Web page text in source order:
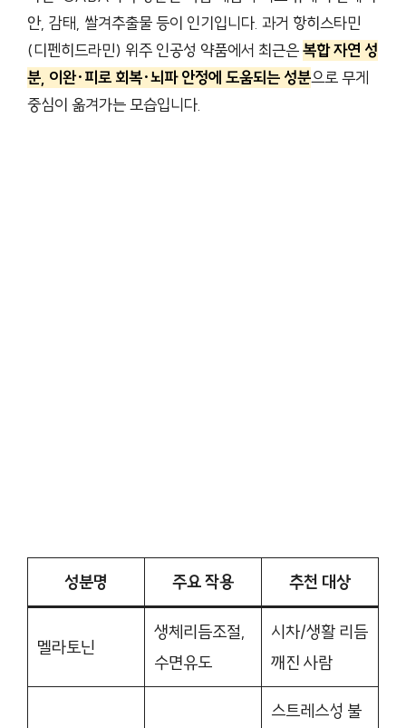
안, 감태, 쌀겨추출물 등이 인기입니다. 과거 항히스타민
(디펜히드라민) 위주 인공성 약품에서 최근은복합 자연 성
분, 이완·피로 회복·뇌파 안정에 도움되는 성분으로 무게
중심이 옮겨가는 모습입니다.
성분명 주요 작용 추천 대상
멜라토닌
생체리듬조절,
수면유도
시차/생활 리듬
깨진 사람
스트레스성 불